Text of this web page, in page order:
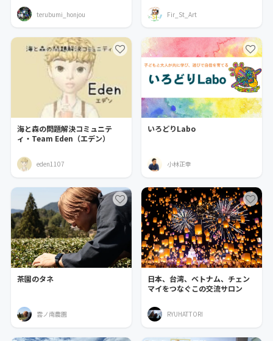
terubumi_honjou Fir_St_Art
海と森の問題解決コミュニテ
ィ・Team Eden（エデン）
eden1107
いろどりLabo
小林正幸
茶園のタネ
雲ノ南農園
日本、台湾、ベトナム、チェン
マイをつなぐこの交流サロン
RYUHATTORI